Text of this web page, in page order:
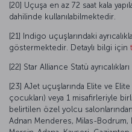
[20] Uçuşa en az 72 saat kala
dahilinde kullanılabilmektedir.
[21] Indigo uçuşlarındaki
göstermektedir. Detaylı bilgi için
[22] Star Alliance Statü
[23] AJet uçuşlarında Elite ve
çocukları) veya 1 misafirleriyle
belirtilen özel yolcu
Adnan Menderes, Milas-Bodrum,